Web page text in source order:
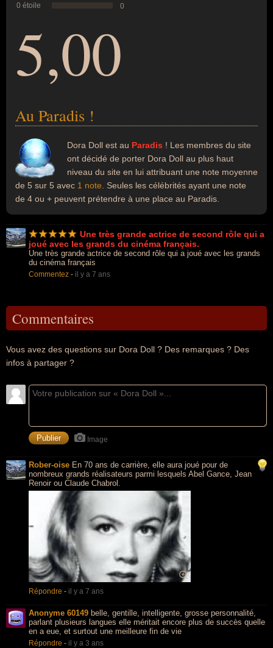
0 étoile 0
5,00
Au Paradis !
Dora Doll est au Paradis ! Les membres du site
ont décidé de porter Dora Doll au plus haut
niveau du site en lui attribuant une note moyenne
de 5 sur 5 avec 1 note . Seules les célébrités ayant une note
de 4 ou + peuvent prétendre à une place au Paradis.
Une très grande actrice de second rôle qui a
joué avec les grands du cinéma français.
Une très grande actrice de second rôle qui a joué avec les grands
du cinéma français
Commentez - il y a 7 ans
Commentaires
Vous avez des questions sur Dora Doll ? Des remarques ? Des
infos à partager ?
Image
Rober-oise En 70 ans de carrière, elle aura joué pour de
nombreux grands réalisateurs parmi lesquels Abel Gance, Jean
Renoir ou Claude Chabrol.
Répondre - il y a 7 ans
Anonyme 60149 belle, gentille, intelligente, grosse personnalité,
parlant plusieurs langues elle méritait encore plus de succès quelle
en a eue, et surtout une meilleure fin de vie
Répondre - il y a 3 ans